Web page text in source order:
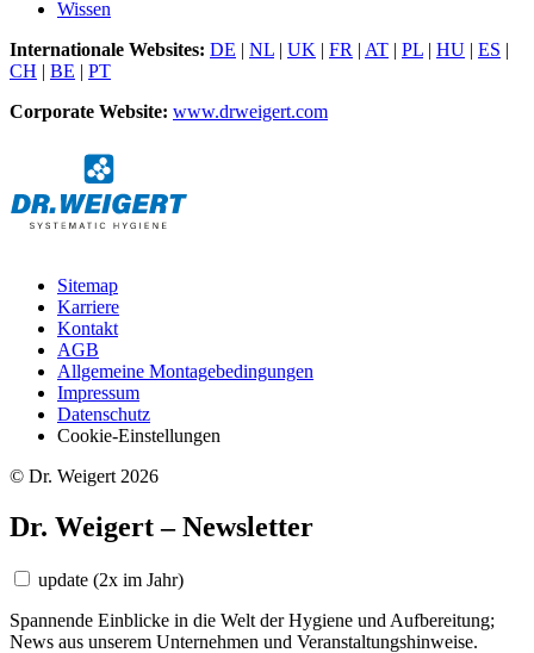
Wissen
Internationale Websites: DE | NL | UK | FR | AT | PL | HU | ES |
CH | BE | PT
Corporate Website: www.drweigert.com
Sitemap
Karriere
Kontakt
AGB
Allgemeine Montagebedingungen
Impressum
Datenschutz
Cookie-Einstellungen
© Dr. Weigert 2026
Dr. Weigert – Newsletter
update (2x im Jahr)
Spannende Einblicke in die Welt der Hygiene und Aufbereitung;
News aus unserem Unternehmen und Veranstaltungshinweise.